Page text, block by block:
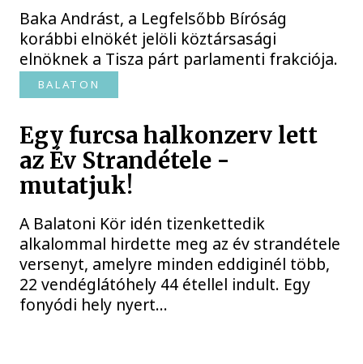
Baka Andrást, a Legfelsőbb Bíróság
korábbi elnökét jelöli köztársasági
elnöknek a Tisza párt parlamenti frakciója.
BALATON
Egy furcsa halkonzerv lett
az Év Strandétele -
mutatjuk!
A Balatoni Kör idén tizenkettedik
alkalommal hirdette meg az év strandétele
versenyt, amelyre minden eddiginél több,
22 vendéglátóhely 44 étellel indult. Egy
fonyódi hely nyert...